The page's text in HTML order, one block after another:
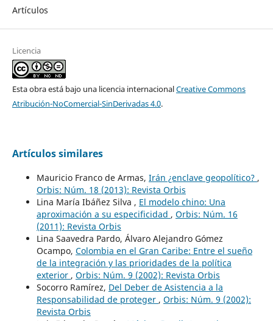
Artículos
Licencia
Esta obra está bajo una licencia internacionalCreative Commons
Atribución-NoComercial-SinDerivadas 4.0.
Artículos similares
Mauricio Franco de Armas, Irán ¿enclave geopolítico? ,
Orbis: Núm. 18 (2013): Revista Orbis
Lina María Ibáñez Silva , El modelo chino: Una
aproximación a su especificidad , Orbis: Núm. 16
(2011): Revista Orbis
Lina Saavedra Pardo, Álvaro Alejandro Gómez
Ocampo, Colombia en el Gran Caribe: Entre el sueño
de la integración y las prioridades de la política
exterior , Orbis: Núm. 9 (2002): Revista Orbis
Socorro Ramírez, Del Deber de Asistencia a la
Responsabilidad de proteger , Orbis: Núm. 9 (2002):
Revista Orbis